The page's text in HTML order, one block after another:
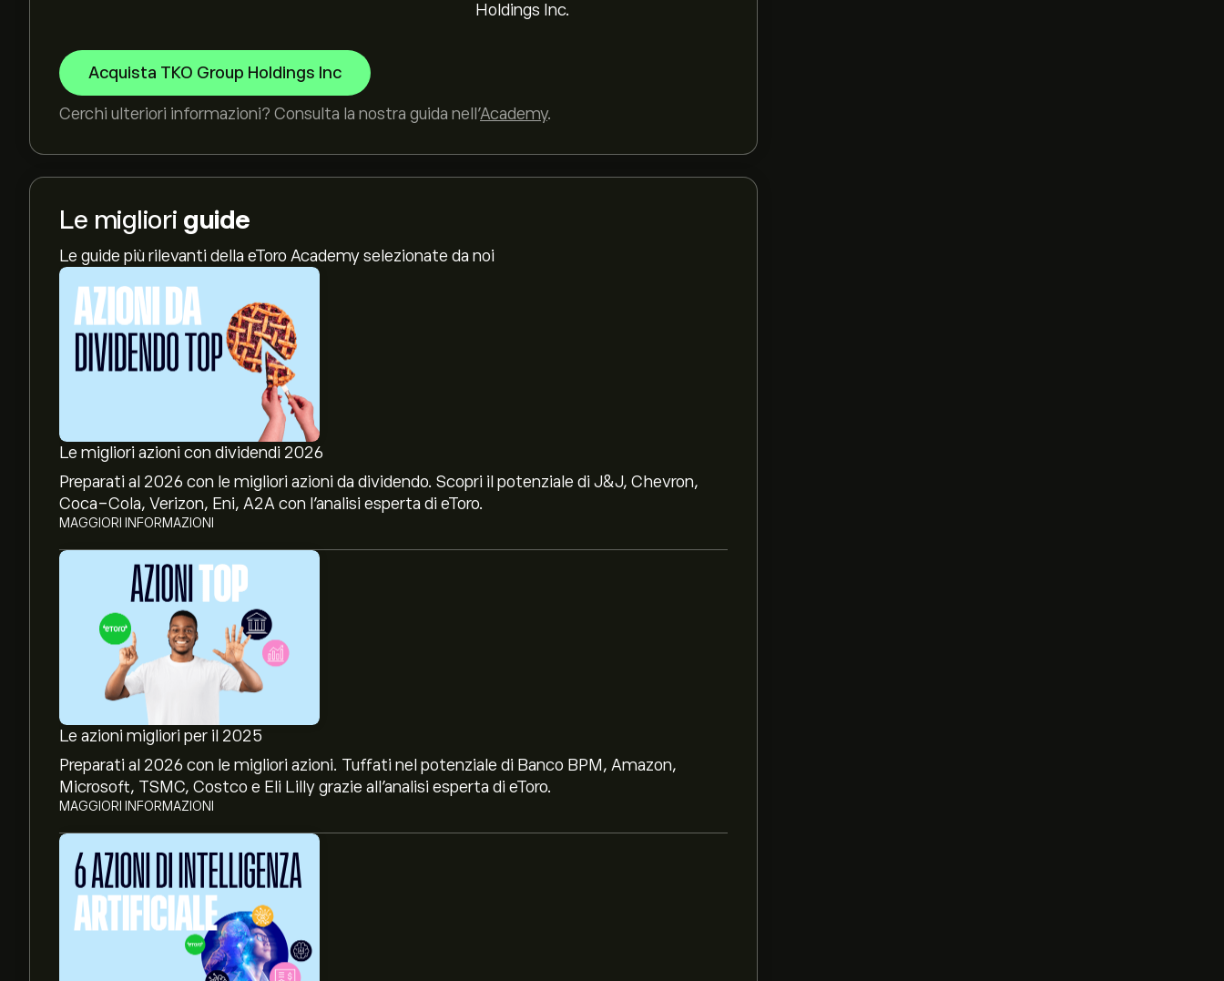
Holdings Inc.
Acquista TKO Group Holdings Inc
Cerchi ulteriori informazioni? Consulta la nostra guida nell’Academy.
Le migliori guide
Le guide più rilevanti della eToro Academy selezionate da noi
Le migliori azioni con dividendi 2026
Preparati al 2026 con le migliori azioni da dividendo. Scopri il potenziale di J&J, Chevron,
Coca-Cola, Verizon, Eni, A2A con l’analisi esperta di eToro.
MAGGIORI INFORMAZIONI
Le azioni migliori per il 2025
Preparati al 2026 con le migliori azioni. Tuffati nel potenziale di Banco BPM, Amazon,
Microsoft, TSMC, Costco e Eli Lilly grazie all’analisi esperta di eToro.
MAGGIORI INFORMAZIONI
Il prezzo attuale delle azioni TKO è di 186.38‎$‎.